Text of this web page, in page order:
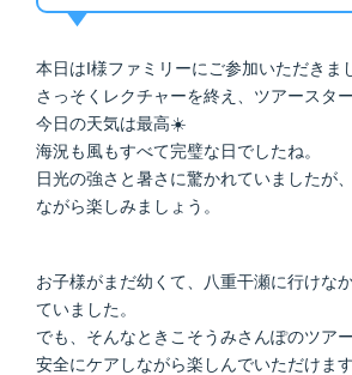
本日はI様ファミリーにご参加いただきま
さっそくレクチャーを終え、ツアースター
今日の天気は最高☀️
海況も風もすべて完璧な日でしたね。
日光の強さと暑さに驚かれていましたが
ながら楽しみましょう。
お子様がまだ幼くて、八重干瀬に行けな
ていました。
でも、そんなときこそうみさんぽのツア
安全にケアしながら楽しんでいただけま